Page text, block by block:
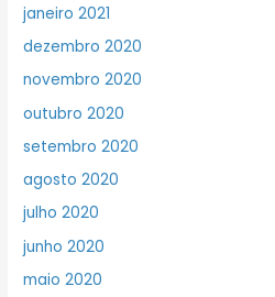
janeiro 2021
dezembro 2020
novembro 2020
outubro 2020
setembro 2020
agosto 2020
julho 2020
junho 2020
maio 2020